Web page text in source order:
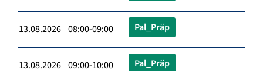
13.08.2026 08:00-09:00 Pal_Präp
13.08.2026 09:00-10:00 Pal_Präp